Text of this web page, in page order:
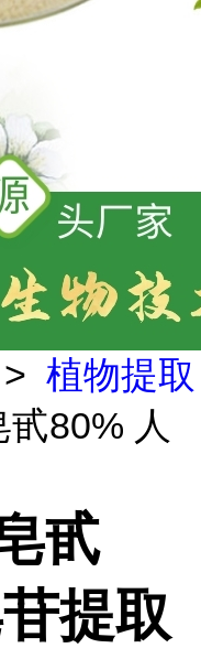
> 植物提取
80% 人
甙
提取